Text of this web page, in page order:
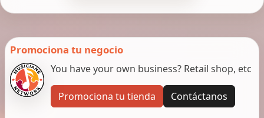
Promociona tu negocio
You have your own business? Retail shop, etc
Promociona tu tienda Contáctanos